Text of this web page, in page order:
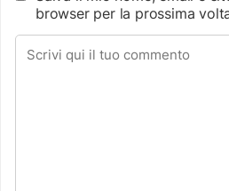
browser per la prossima